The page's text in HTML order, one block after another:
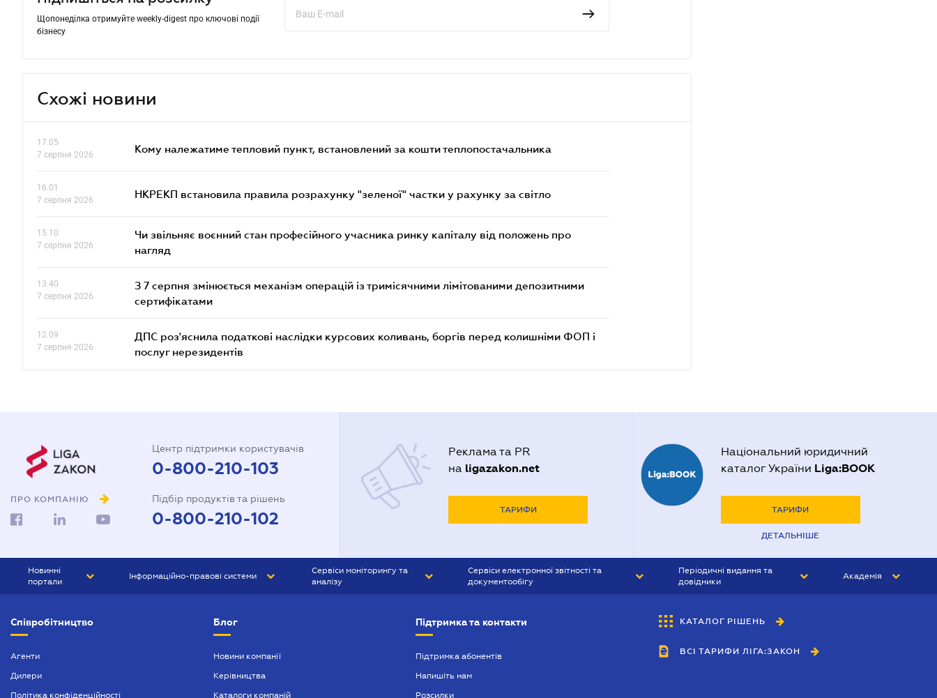
Щопонеділка отримуйте weekly-digest про ключові події
бізнесу
Схожі новини
17.05
7 серпня 2026
Кому належатиме тепловий пункт, встановлений за кошти теплопостачальника
16.01
7 серпня 2026
НКРЕКП встановила правила розрахунку "зеленої" частки у рахунку за світло
15.10
7 серпня 2026
Чи звільняє воєнний стан професійного учасника ринку капіталу від положень про
нагляд
13.40
7 серпня 2026
З 7 серпня змінюється механізм операцій із тримісячними лімітованими депозитними
сертифікатами
12.09
7 серпня 2026
ДПС роз'яснила податкові наслідки курсових коливань, боргів перед колишніми ФОП і
послуг нерезидентів
ПРО КОМПАНІЮ
Центр підтримки користувачів
0-800-210-103
Підбір продуктів та рішень
0-800-210-102
Реклама та PR
на ligazakon.net
ТАРИФИ
Національний юридичний
каталог України Liga:BOOK
ТАРИФИ
ДЕТАЛЬНІШЕ
Новинні
портали
БІЗНЕС
Інформаційно-правові системи
БУХГАЛТЕР ПРОФ
Сервіси моніторингу та
аналізу
Сервіси електронної звітності та
документообігу
Періодичні видання та
довідники
БУХГАЛТЕР&ЗАКОН
ВІСНИК МСФЗ
Академія
Співробітництво
Агенти
Дилери
Політика конфіденційності
Блог
Новини компанії
Керівництва
Каталоги компаній
Підтримка та контакти
Підтримка абонентів
Напишіть нам
Розсилки
КАТАЛОГ РІШЕНЬ
ВСІ ТАРИФИ ЛІГА:ЗАКОН